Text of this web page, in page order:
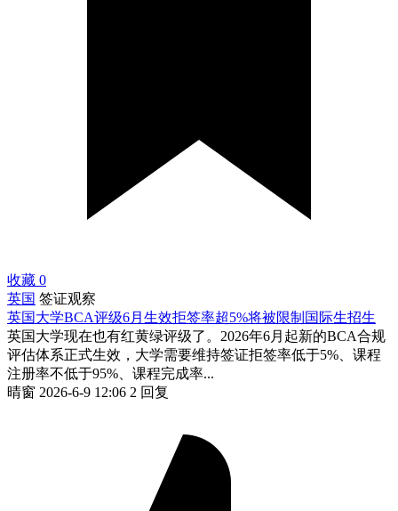
收藏 0
英国 签证观察
英国大学BCA评级6月生效拒签率超5%将被限制国际生招生
英国大学现在也有红黄绿评级了。2026年6月起新的BCA合规
评估体系正式生效，大学需要维持签证拒签率低于5%、课程
注册率不低于95%、课程完成率...
晴窗 2026-6-9 12:06 2 回复